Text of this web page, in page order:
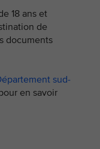
18 ans et
de
documents
sud-
en savoir